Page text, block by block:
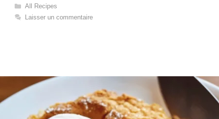
Catégories
All Recipes
Laisser un commentaire